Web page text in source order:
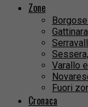
Zone
Varallo
Fuori
Cronaca